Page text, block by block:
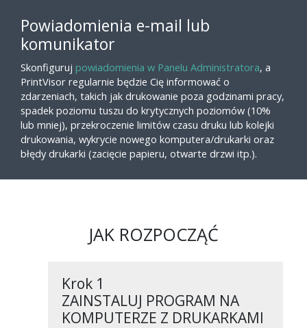
Powiadomienia e-mail lub
komunikator
Skonfiguruj powiadomienia w Panelu Administratora, a
PrintVisor regularnie będzie Cię informować o
zdarzeniach, takich jak drukowanie poza godzinami pracy,
spadek poziomu tuszu do krytycznych poziomów (10%
lub mniej), przekroczenie limitów czasu druku lub kolejki
drukowania, wykrycie nowego komputera/drukarki oraz
błędy drukarki (zacięcie papieru, otwarte drzwi itp.).
JAK ROZPOCZĄĆ
Krok 1
ZAINSTALUJ PROGRAM NA
KOMPUTERZE Z DRUKARKAMI